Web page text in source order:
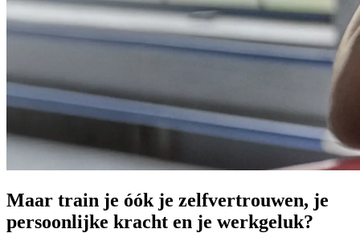
Maar train je óók je zelfvertrouwen, je
persoonlijke kracht en je werkgeluk?